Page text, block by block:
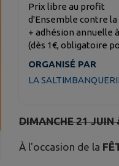
Prix libre au profit
d'Ensemble contre la
+ adhésion annuelle
(dès 1€, obligatoire
ORGANISÉ PAR
LA
DIMANCHE 21 JUIN
À l'occasion de la